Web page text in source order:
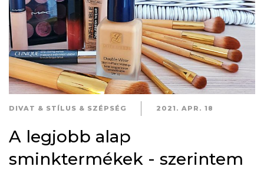
DIVAT & STÍLUS & SZÉPSÉG 2021. APR. 18
A legjobb alap
sminktermékek - szerintem